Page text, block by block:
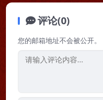
评论(0)
您的邮箱地址不会被公开。